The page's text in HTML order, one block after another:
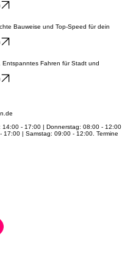
pure Action in jedem Gelände und auf
Bauweise und Top-Speed für dein
Fahren für Stadt und
- 17:00 | Donnerstag: 08:00 - 12:00
| Samstag: 09:00 - 12:00. Termine